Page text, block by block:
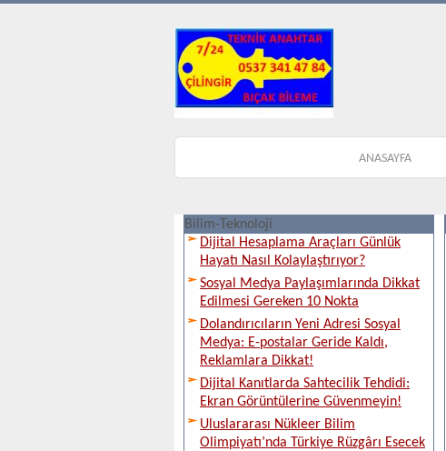
ANASAYFA
Bilim-Teknoloji
Dijital Hesaplama Araçları Günlük
Hayatı Nasıl Kolaylaştırıyor?
Sosyal Medya Paylaşımlarında Dikkat
Edilmesi Gereken 10 Nokta
Dolandırıcıların Yeni Adresi Sosyal
Medya: E-postalar Geride Kaldı,
Reklamlara Dikkat!
Dijital Kanıtlarda Sahtecilik Tehdidi:
Ekran Görüntülerine Güvenmeyin!
Uluslararası Nükleer Bilim
Olimpiyatı’nda Türkiye Rüzgârı Esecek